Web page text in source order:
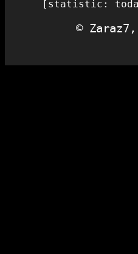
[statistic:
© Zaraz7,